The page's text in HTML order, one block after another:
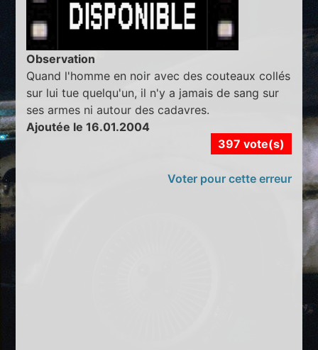
Observation
Quand l'homme en noir avec des couteaux collés
sur lui tue quelqu'un, il n'y a jamais de sang sur
ses armes ni autour des cadavres.
Ajoutée le 16.01.2004
397 vote(s)
Voter pour cette erreur